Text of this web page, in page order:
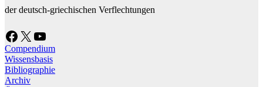
der deutsch-griechischen Verflechtungen
Facebook X YouTube
Compendium
Wissensbasis
Bibliographie
Archiv